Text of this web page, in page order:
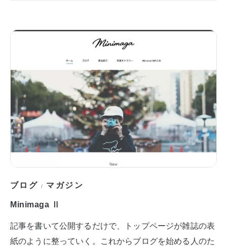
ブログ / マガジン
Minimaga Ⅱ
記事を書いて公開するだけで、トップページが雑誌の表
紙のように整っていく。これからブログを始める人のた